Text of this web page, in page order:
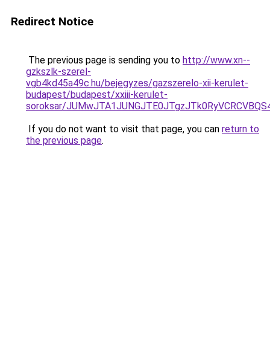
Redirect Notice
The previous page is sending you to http://www.xn--
gzkszlk-szerel-
vgb4kd45a49c.hu/bejegyzes/gazszerelo-xii-kerulet-
budapest/budapest/xxiii-kerulet-
soroksar/
If you do not want to visit that page, you can return to
the previous page.